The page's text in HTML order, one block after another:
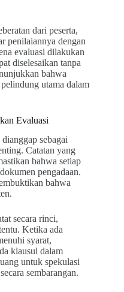
dari peserta,
penilaiannya dengan
evaluasi dilakukan
diselesaikan tanpa
bahwa
utama dalam
Evaluasi
sebagai
Catatan yang
bahwa setiap
pengadaan.
bahwa
secara rinci,
Ketika ada
syarat,
klausul dalam
untuk spekulasi
sembarangan.